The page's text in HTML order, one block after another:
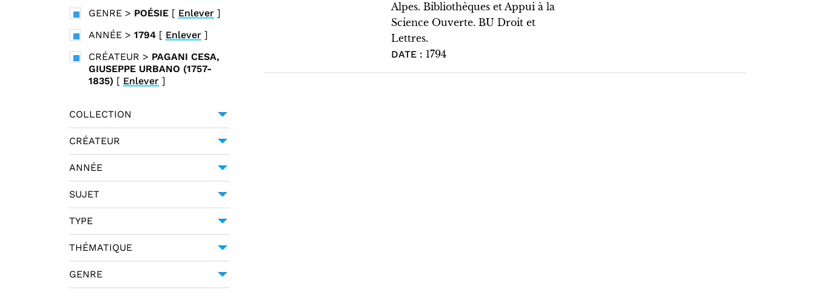
GENRE > POÉSIE [ Enlever ]
ANNÉE > 1794 [ Enlever ]
CRÉATEUR > PAGANI CESA,
GIUSEPPE URBANO (1757-
1835) [ Enlever ]
COLLECTION
ALPES
CRÉATEUR
GESSNER, SALOMON (1730-
1788)
HALLER, ALBRECHT VON
MERCIER, LOUIS-SÉBASTIEN
PAGANI CESA, GIUSEPPE
ANNÉE
SUJET
TYPE
THÉMATIQUE
GENRE
Alpes. Bibliothèques et Appui à la
Science Ouverte. BU Droit et
Lettres.
DATE : 1794